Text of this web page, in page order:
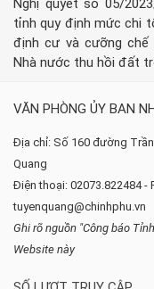
Nghị quyết số 05/
tỉnh quy định mức chi
định cư và cưỡng
Nhà nước thu hồi đất
VĂN PHÒNG ỦY BAN
Địa chỉ: Số 160 đường
Quang
Điện thoại: 02073.822484 -
tuyenquang@chinhphu.vn
Ghi rõ nguồn "Công báo
Website này